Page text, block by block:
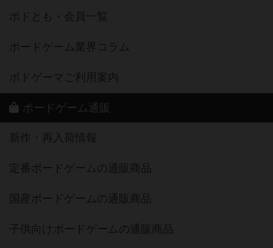
ボドとも・会員一覧
ボードゲーム業界コラム
ボドゲーマご利用案内
ボードゲーム通販
新作・再入荷情報
定番ボードゲームの通販商品
国産ボードゲームの通販商品
子供向けボードゲームの通販商品